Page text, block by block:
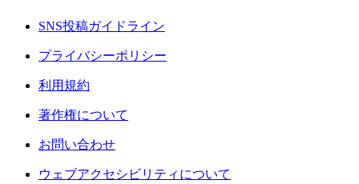
SNS投稿ガイドライン
プライバシーポリシー
利用規約
著作権について
お問い合わせ
ウェブアクセシビリティについて